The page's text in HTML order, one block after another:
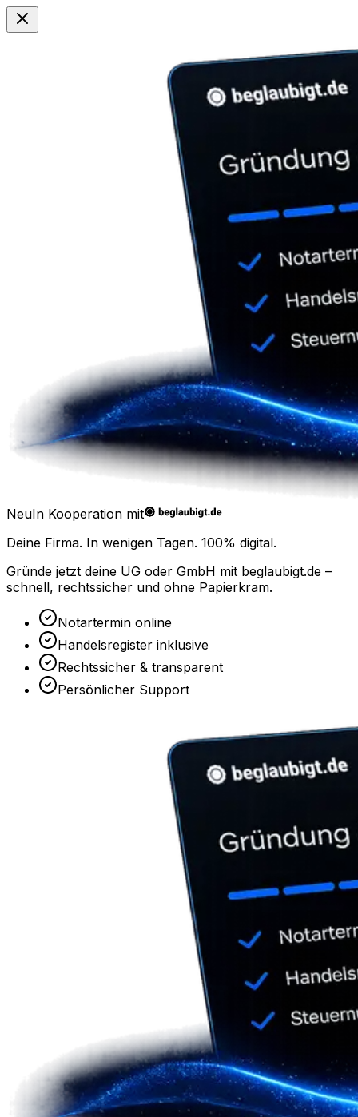
NeuIn Kooperation mit
Deine Firma. In wenigen Tagen. 100% digital.
Gründe jetzt deine UG oder GmbH mit beglaubigt.de –
schnell, rechtssicher und ohne Papierkram.
Notartermin online
Handelsregister inklusive
Rechtssicher & transparent
Persönlicher Support